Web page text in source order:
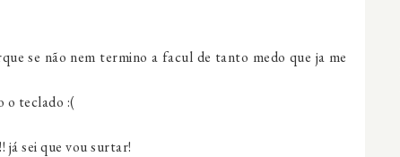
se não nem termino a facul de tanto medo que ja me
o teclado :(
já sei que vou surtar!